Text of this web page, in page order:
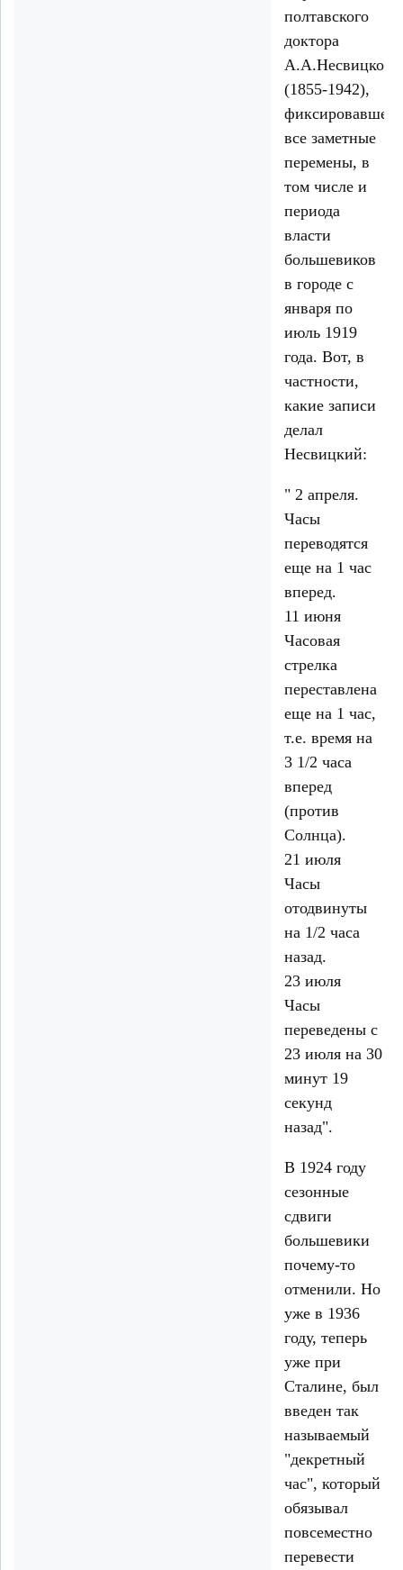
полтавского
доктора
А.А.Несвицкого
(1855-1942),
фиксировавшего
все заметные
перемены, в
том числе и
периода
власти
большевиков
в городе с
января по
июль 1919
года. Вот, в
частности,
какие записи
делал
Несвицкий:
" 2 апреля.
Часы
переводятся
еще на 1 час
вперед.
11 июня
Часовая
стрелка
переставлена
еще на 1 час,
т.е. время на
3 1/2 часа
вперед
(против
Солнца).
21 июля
Часы
отодвинуты
на 1/2 часа
назад.
23 июля
Часы
переведены с
23 июля на 30
минут 19
секунд
назад".
В 1924 году
сезонные
сдвиги
большевики
почему-то
отменили. Но
уже в 1936
году, теперь
уже при
Сталине, был
введен так
называемый
"декретный
час", который
обязывал
повсеместно
перевести